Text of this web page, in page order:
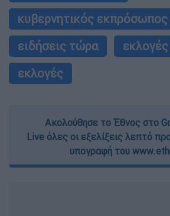
κυβερνητικός εκπρόσωπος
ειδήσεις τώρα
εκλογές
Ακολούθησε το Έθνος στο
Live όλες οι εξελίξεις λεπτό
υπογραφή του